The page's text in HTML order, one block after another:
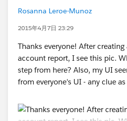
Rosanna Leroe-Munoz
2015年4月7日 23:29
Thanks everyone! After
account report, I see this pic.
step from here? Also, my UI
from everyone's UI - any clue